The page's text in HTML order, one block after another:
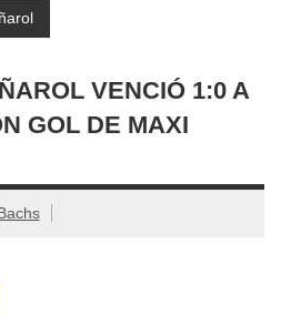
VENCIÓ 1:0 A
GOL DE MAXI